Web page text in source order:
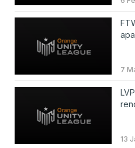
7
13